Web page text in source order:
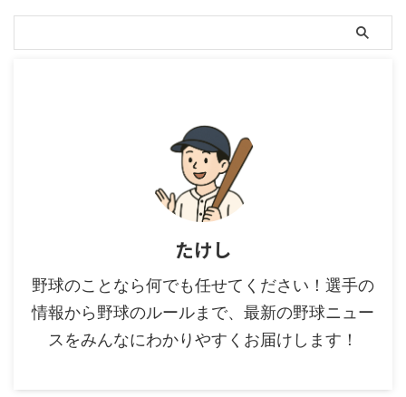
たけし
野球のことなら何でも任せてください！選手の
情報から野球のルールまで、最新の野球ニュー
スをみんなにわかりやすくお届けします！